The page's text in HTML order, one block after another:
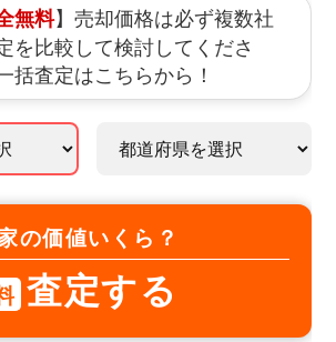
無料】売却価格は必ず複数社
を比較して検討してくださ
括査定はこちらから！
の価値いくら？
査定する